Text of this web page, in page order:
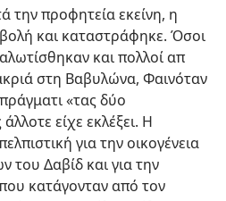
την προφητεία εκείνη, η
και καταστράφηκε. Όσοι
και πολλοί απ
στη Βαβυλώνα, Φαινόταν
«τας δύο
άλλοτε είχε εκλέξει. Η
για την οικογένεια
του Δαβίδ και για την
κατάγονταν από τον